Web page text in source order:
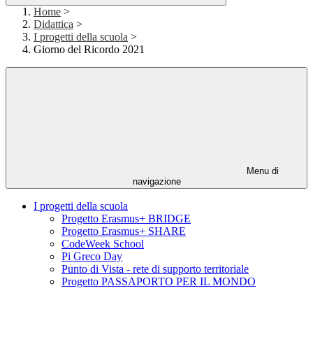
Home >
Didattica >
I progetti della scuola >
Giorno del Ricordo 2021
Menu di
navigazione
I progetti della scuola
Progetto Erasmus+ BRIDGE
Progetto Erasmus+ SHARE
CodeWeek School
Pi Greco Day
Punto di Vista - rete di supporto territoriale
Progetto PASSAPORTO PER IL MONDO